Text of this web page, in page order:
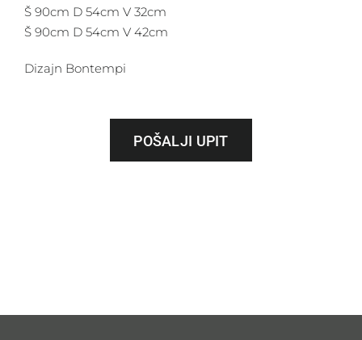
Š 90cm D 54cm V 32cm
Š 90cm D 54cm V 42cm
Dizajn Bontempi
POŠALJI UPIT